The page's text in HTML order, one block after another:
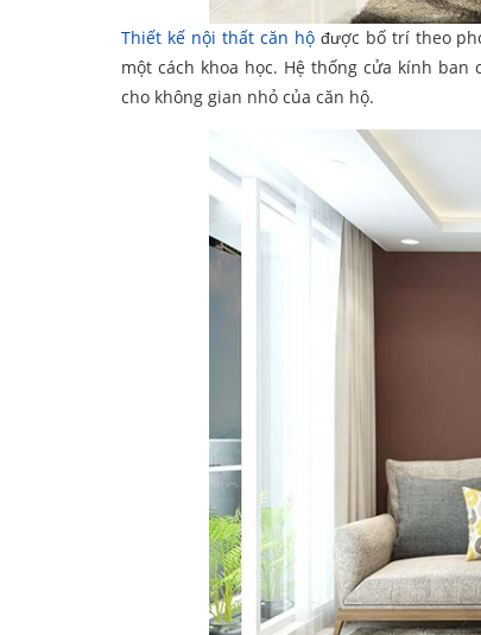
Thiết kế nội thất căn hộđược bố trí theo
một cách khoa học. Hệ thống cửa kính
cho không gian nhỏ của căn hộ.